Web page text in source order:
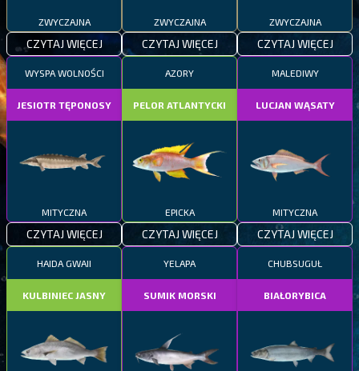
ZWYCZAJNA
CZYTAJ WIĘCEJ
ZWYCZAJNA
CZYTAJ WIĘCEJ
ZWYCZAJNA
CZYTAJ WIĘCEJ
WYSPA WOLNOŚCI
JESIOTR TĘPONOSY
MITYCZNA
CZYTAJ WIĘCEJ
AZORY
PELOR ATLANTYCKI
EPICKA
CZYTAJ WIĘCEJ
MALEDIWY
LUCJAN WĄSATY
MITYCZNA
CZYTAJ WIĘCEJ
HAIDA GWAII
KULBINIEC JASNY
YELAPA
SUMIK MORSKI
CHUBSUGUŁ
BIAŁORYBICA